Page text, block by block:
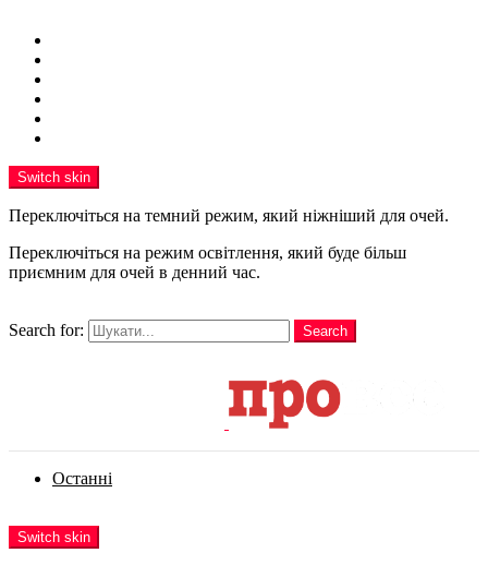
Switch skin
Переключіться на темний режим, який ніжніший для очей.
Переключіться на режим освітлення, який буде більш
приємним для очей в денний час.
Search for:
Search
Останні
Switch skin